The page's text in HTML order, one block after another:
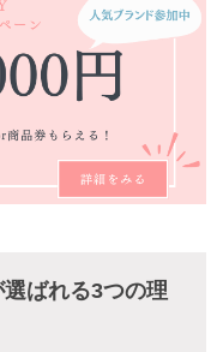
ばれる3つの理